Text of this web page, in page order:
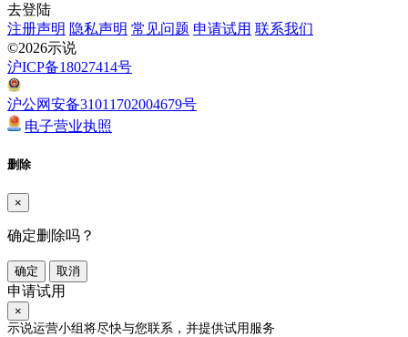
去登陆
注册声明 隐私声明 常见问题 申请试用 联系我们
©2026示说
沪ICP备18027414号
沪公网安备31011702004679号
电子营业执照
删除
×
确定删除吗？
确定 取消
申请试用
×
示说运营小组将尽快与您联系，并提供试用服务